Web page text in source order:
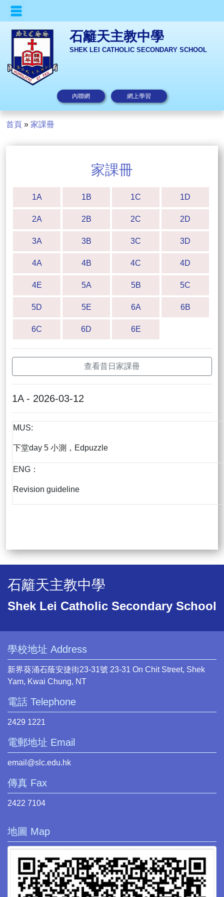
石籬天主教中學
SHEK LEI CATHOLIC SECONDARY SCHOOL
內聯網 網上學習
首頁 » 家課冊
家課冊
1A 1B 1C 1D
2A 2B 2C 2D
3A 3B 3C 3D
4A 4B 4C 4D
4E 5A 5B 5C
5D 5E 6A 6B
6C 6D 6E
查看昔日家課冊
1A - 2026-03-12
MUS:
下堂day 5 小測，Edpuzzle
ENG：
Revision guideline
石籬天主教中學
Shek Lei Catholic Secondary School
學校地址 Address
新界葵涌石蔭安捷街23-31號 23-31 On Chit Street, Shek
Yam, Kwai Chung, NT
電話 Telephone
2429 1221
電郵地址 Email
email@slc.edu.hk
傳真 Fax
2422 7104
地圖 Map